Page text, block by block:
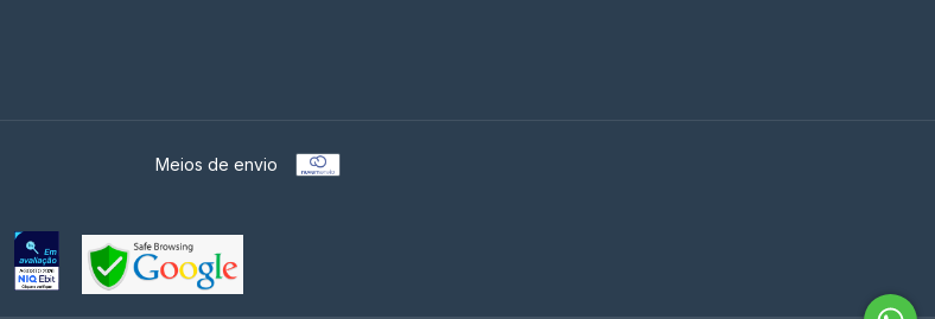
Meios de envio